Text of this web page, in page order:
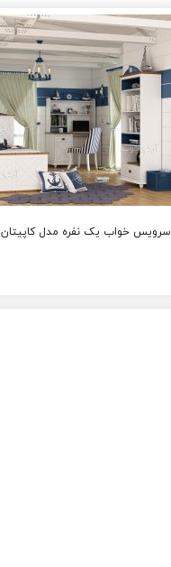
سرویس خواب یک نفره مدل کاپیتان